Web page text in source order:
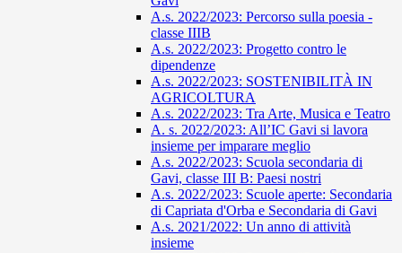
A.s. 2022/2023: Percorso sulla poesia -
classe IIIB
A.s. 2022/2023: Progetto contro le
dipendenze
A.s. 2022/2023: SOSTENIBILITÀ IN
AGRICOLTURA
A.s. 2022/2023: Tra Arte, Musica e Teatro
A. s. 2022/2023: All’IC Gavi si lavora
insieme per imparare meglio
A.s. 2022/2023: Scuola secondaria di
Gavi, classe III B: Paesi nostri
A.s. 2022/2023: Scuole aperte: Secondaria
di Capriata d'Orba e Secondaria di Gavi
A.s. 2021/2022: Un anno di attività
insieme